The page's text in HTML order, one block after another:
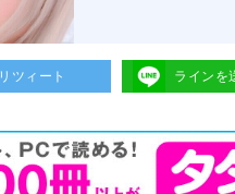
リツィート ラインを